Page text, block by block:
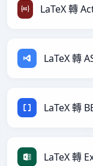
LaTeX 轉
LaTeX 轉
LaTeX 轉